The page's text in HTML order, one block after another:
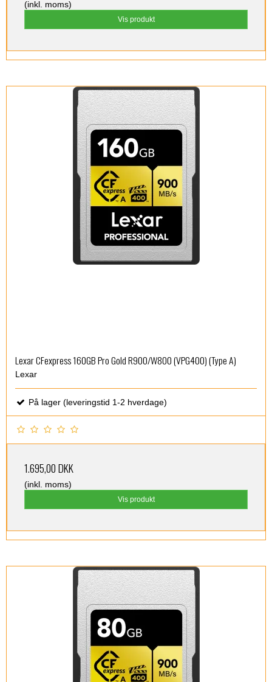
(inkl. moms)
Vis produkt
Lexar CFexpress 160GB Pro Gold R900/W800 (VPG400) (Type A)
Lexar
På lager (leveringstid 1-2 hverdage)
1.695,00 DKK
(inkl. moms)
Vis produkt